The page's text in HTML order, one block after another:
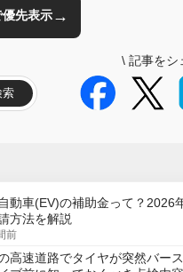
先表示→
索
\ 記事をシ
動車(EV)の補助金って？2026
方法を解説
前
高速道路でタイヤが突然バー